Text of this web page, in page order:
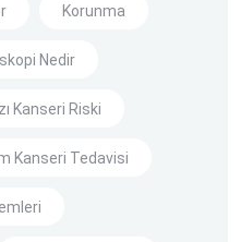
Korunma
Nedir
Kanseri Riski
Kanseri Tedavisi